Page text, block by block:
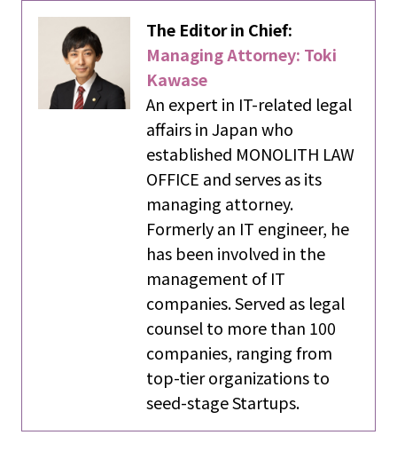
The Editor in Chief:
Managing Attorney: Toki
Kawase
An expert in IT-related legal
affairs in Japan who
established MONOLITH LAW
OFFICE and serves as its
managing attorney.
Formerly an IT engineer, he
has been involved in the
management of IT
companies. Served as legal
counsel to more than 100
companies, ranging from
top-tier organizations to
seed-stage Startups.